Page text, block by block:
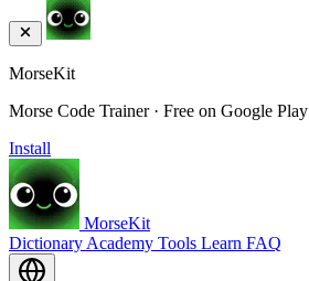
MorseKit
Morse Code Trainer · Free on Google Play
Install
MorseKit
Dictionary Academy Tools Learn FAQ